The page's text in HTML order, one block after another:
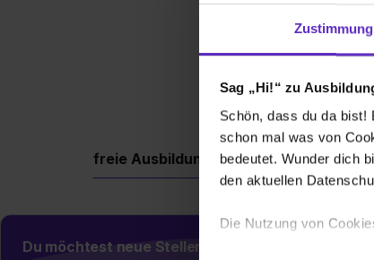
Zustimmung
Sag „Hi!“ zu
Schön, dass du da bist!
schon mal was von
bedeutet. Wunder dich
den aktuellen
Die Nutzung von
freie Ausbildungsplätze Berufe
Du möchtest neue Stellen automatisch